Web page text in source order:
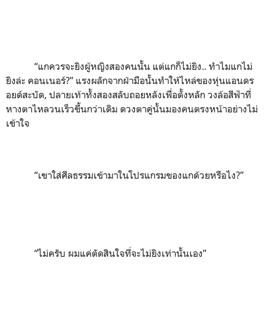
“แกควรจะยิงผู้หญิงสองคนนั้น แต่แกก็ไม่ยิง.. ทำไมแกไม่
ยิงล่ะ คอนเนอร์?” แรงผลักจากฝ่ามือนั้นทำให้ไหล่ของหุ่นแอนดร
อยด์สะบัด, ปลายเท้าทั้งสองสลับถอยหลังเพื่อตั้งหลัก วงล้อสีฟ้าที่
หางตาไหลวนเร็วขึ้นกว่าเดิม ดวงตาคู่นั้นมองคนตรงหน้าอย่างไม่
เข้าใจ
“เขาใส่ศีลธรรมเข้ามาในโปรแกรมของแกด้วยหรือไง?”
“ไม่ครับ ผมแค่ตัดสินใจที่จะไม่ยิงเท่านั้นเอง”